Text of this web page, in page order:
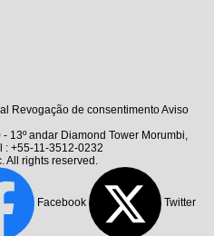
Revogação de consentimentoAviso
13º andar Diamond Tower Morumbi,
: +55-11-3512-0232
All rights reserved.
Facebook Twitter